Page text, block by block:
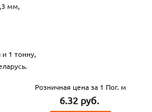
мм,
1 тонну,
Розничная цена за 1 Пог. м
6.32 руб.